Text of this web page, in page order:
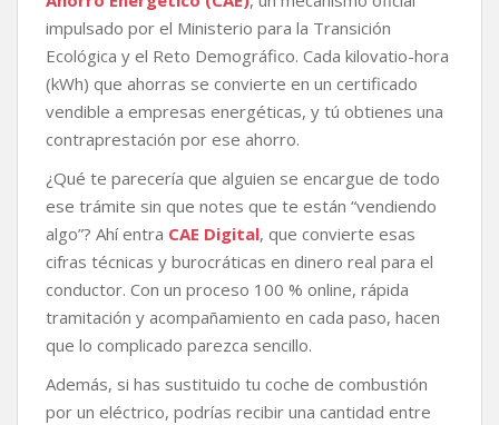
impulsado por el Ministerio para la Transición
Ecológica y el Reto Demográfico. Cada kilovatio-hora
(kWh) que ahorras se convierte en un certificado
vendible a empresas energéticas, y tú obtienes una
contraprestación por ese ahorro.
¿Qué te parecería que alguien se encargue de todo
ese trámite sin que notes que te están “vendiendo
algo”? Ahí entra CAE Digital, que convierte esas
cifras técnicas y burocráticas en dinero real para el
conductor. Con un proceso 100 % online, rápida
tramitación y acompañamiento en cada paso, hacen
que lo complicado parezca sencillo.
Además, si has sustituido tu coche de combustión
por un eléctrico, podrías recibir una cantidad entre